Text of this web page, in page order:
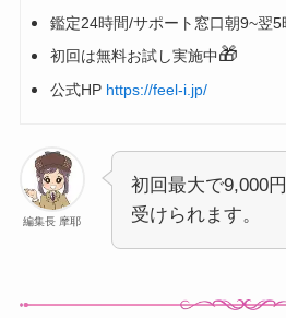
鑑定24時間/サポート窓口朝9~翌5
初回は無料お試し実施中🎁
公式HP https://feel-i.jp/
編集長 摩耶
初回最大で9,000
受けられます。